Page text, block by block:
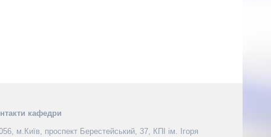
кафедри
м.Київ, проспект Берестейський, 37, КПІ ім. Ігоря